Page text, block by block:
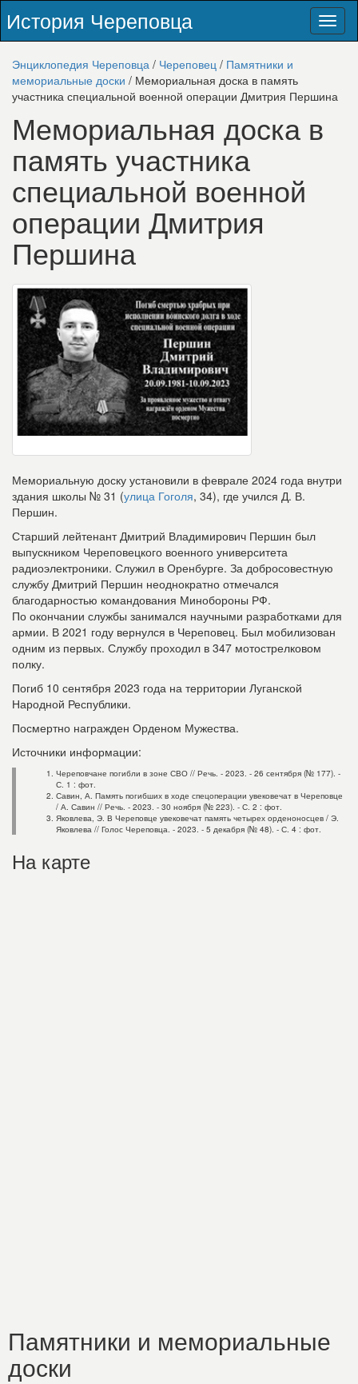
История Череповца
Энциклопедия Череповца / Череповец / Памятники и
мемориальные доски / Мемориальная доска в память
участника специальной военной операции Дмитрия Першина
Мемориальная доска в
память участника
специальной военной
операции Дмитрия
Першина
Мемориальную доску установили в феврале 2024 года внутри
здания школы № 31 (улица Гоголя, 34), где учился Д. В.
Першин.
Старший лейтенант Дмитрий Владимирович Першин был
выпускником Череповецкого военного университета
радиоэлектроники. Служил в Оренбурге. За добросовестную
службу Дмитрий Першин неоднократно отмечался
благодарностью командования Минобороны РФ.
По окончании службы занимался научными разработками для
армии. В 2021 году вернулся в Череповец. Был мобилизован
одним из первых. Службу проходил в 347 мотострелковом
полку.
Погиб 10 сентября 2023 года на территории Луганской
Народной Республики.
Посмертно награжден Орденом Мужества.
Источники информации:
Череповчане погибли в зоне СВО // Речь. - 2023. - 26 сентября (№ 177). -
С. 1 : фот.
Савин, А. Память погибших в ходе спецоперации увековечат в Череповце
/ А. Савин // Речь. - 2023. - 30 ноября (№ 223). - С. 2 : фот.
Яковлева, Э. В Череповце увековечат память четырех орденоносцев / Э.
Яковлева // Голос Череповца. - 2023. - 5 декабря (№ 48). - С. 4 : фот.
На карте
Памятники и мемориальные
доски